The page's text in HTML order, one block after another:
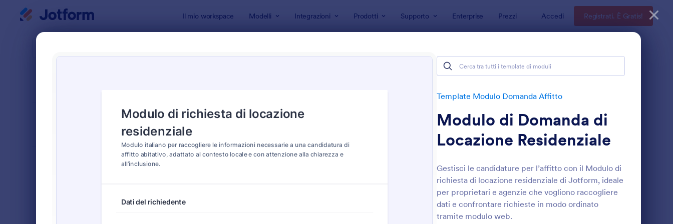
Il mio workspace Modelli Integrazioni Prodotti Supporto Enterprise Prezzi Accedi Registrati. È Gratis!
Template Modulo Domanda Affitto
Modulo di Domanda di
Locazione Residenziale
Gestisci le candidature per l’affitto con il Modulo di
richiesta di locazione residenziale di Jotform, ideale
per proprietari e agenzie che vogliono raccogliere
dati e confrontare richieste in modo ordinato
tramite modulo web.
Template Modulo Domanda Affitto
: Modulo Di Richiesta Affitto Con Co Interessato E Firme
Anteprima: Dichiarazione
Classico